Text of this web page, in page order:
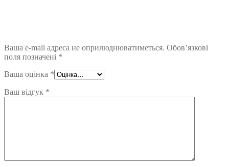
Ваша e-mail адреса не оприлюднюватиметься. Обов’язкові
поля позначені *
Ваша оцінка *
Ваш відгук *